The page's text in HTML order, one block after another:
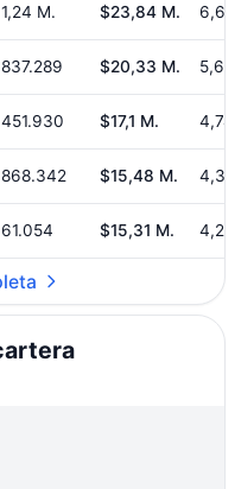
1,24 M. $23,84 M.
837.289 $20,33 M.
451.930 $17,1 M.
868.342 $15,48 M.
61.054 $15,31 M.